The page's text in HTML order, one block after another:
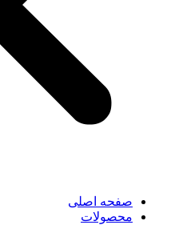
صفحه اصلی
محصولات